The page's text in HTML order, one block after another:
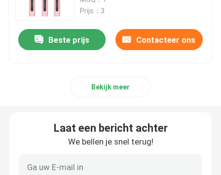
Handbediende Zuurstofinjecteur
Prijs：3
Beste prijs Contacteer ons
Bekijk meer
Laat een bericht achter
We bellen je snel terug!